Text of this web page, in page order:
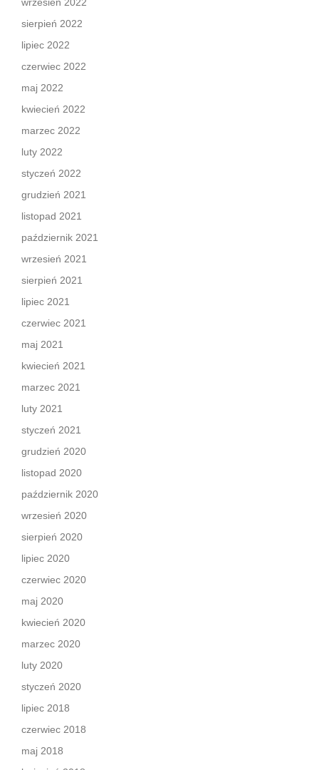
sierpień 2022
lipiec 2022
czerwiec 2022
maj 2022
kwiecień 2022
marzec 2022
luty 2022
styczeń 2022
grudzień 2021
listopad 2021
październik 2021
wrzesień 2021
sierpień 2021
lipiec 2021
czerwiec 2021
maj 2021
kwiecień 2021
marzec 2021
luty 2021
styczeń 2021
grudzień 2020
listopad 2020
październik 2020
wrzesień 2020
sierpień 2020
lipiec 2020
czerwiec 2020
maj 2020
kwiecień 2020
marzec 2020
luty 2020
styczeń 2020
lipiec 2018
czerwiec 2018
maj 2018